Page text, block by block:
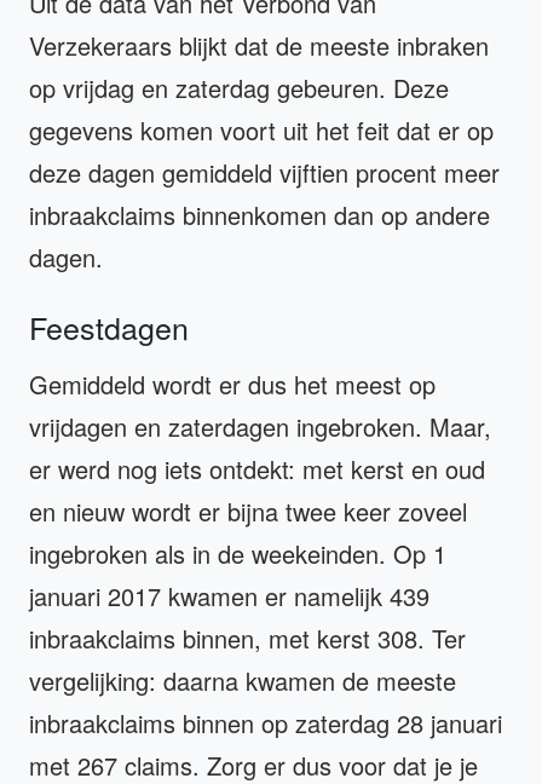
Verzekeraars blijkt dat de meeste inbraken
op vrijdag en zaterdag gebeuren. Deze
gegevens komen voort uit het feit dat er op
deze dagen gemiddeld vijftien procent meer
inbraakclaims binnenkomen dan op andere
dagen.
Feestdagen
Gemiddeld wordt er dus het meest op
vrijdagen en zaterdagen ingebroken. Maar,
er werd nog iets ontdekt: met kerst en oud
en nieuw wordt er bijna twee keer zoveel
ingebroken als in de weekeinden. Op 1
januari 2017 kwamen er namelijk 439
inbraakclaims binnen, met kerst 308. Ter
vergelijking: daarna kwamen de meeste
inbraakclaims binnen op zaterdag 28 januari
met 267 claims. Zorg er dus voor dat je je